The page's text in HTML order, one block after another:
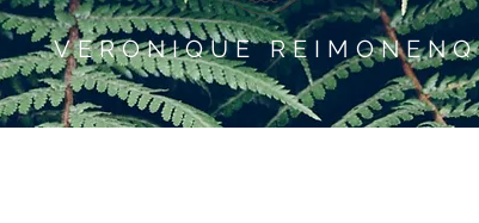
VERONIQUE REIMONENQ